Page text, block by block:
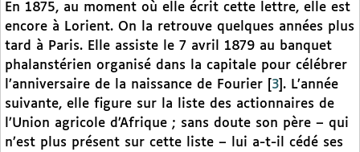
En 1875, au moment où elle écrit cette lettre, elle est
encore à Lorient. On la retrouve quelques années plus
tard à Paris. Elle assiste le 7 avril 1879 au banquet
phalanstérien organisé dans la capitale pour célébrer
l’anniversaire de la naissance de Fourier
3 . L’année
suivante, elle figure sur la liste des actionnaires de
l’Union agricole d’Afrique ; sans doute son père – qui
n’est plus présent sur cette liste – lui a-t-il cédé ses